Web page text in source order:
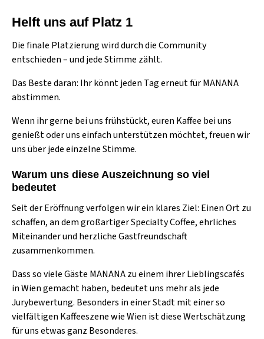
Helft uns auf Platz 1
Die finale Platzierung wird durch die Community
entschieden – und jede Stimme zählt.
Das Beste daran: Ihr könnt jeden Tag erneut für MANANA
abstimmen.
Wenn ihr gerne bei uns frühstückt, euren Kaffee bei uns
genießt oder uns einfach unterstützen möchtet, freuen wir
uns über jede einzelne Stimme.
Warum uns diese Auszeichnung so viel
bedeutet
Seit der Eröffnung verfolgen wir ein klares Ziel: Einen Ort zu
schaffen, an dem großartiger Specialty Coffee, ehrliches
Miteinander und herzliche Gastfreundschaft
zusammenkommen.
Dass so viele Gäste MANANA zu einem ihrer Lieblingscafés
in Wien gemacht haben, bedeutet uns mehr als jede
Jurybewertung. Besonders in einer Stadt mit einer so
vielfältigen Kaffeeszene wie Wien ist diese Wertschätzung
für uns etwas ganz Besonderes.